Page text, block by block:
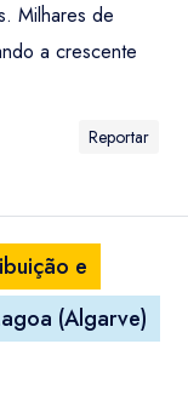
Milhares de
a crescente
Reportar
e
(Algarve)